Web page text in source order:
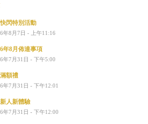
閃特別活動
年8月7日 - 上午11:16
年8月佈達事項
年7月31日 - 下午5:00
額禮
年7月31日 - 下午12:01
人新體驗
年7月31日 - 下午12:00